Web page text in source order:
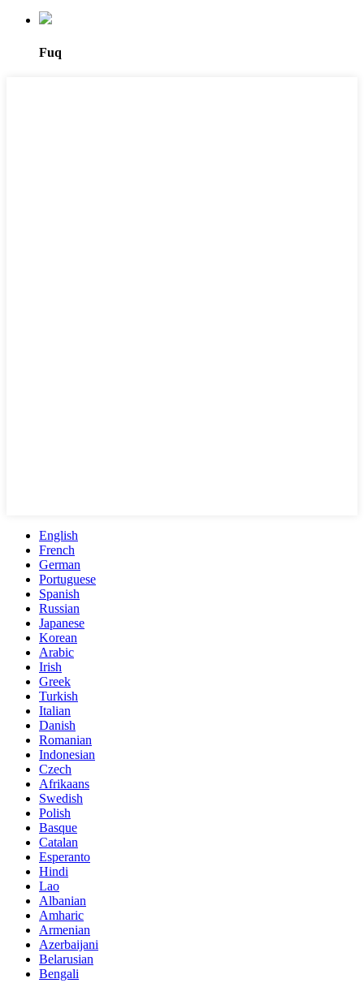
Fuq
English
French
German
Portuguese
Spanish
Russian
Japanese
Korean
Arabic
Irish
Greek
Turkish
Italian
Danish
Romanian
Indonesian
Czech
Afrikaans
Swedish
Polish
Basque
Catalan
Esperanto
Hindi
Lao
Albanian
Amharic
Armenian
Azerbaijani
Belarusian
Bengali